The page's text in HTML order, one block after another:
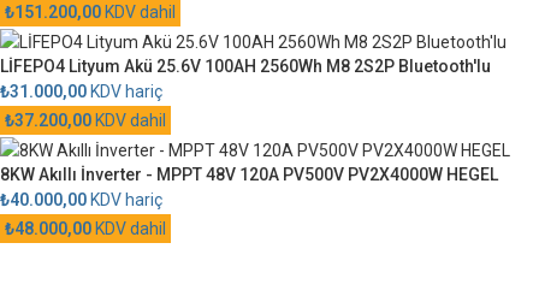
₺151.200,00KDV dahil
LİFEPO4 Lityum Akü 25.6V 100AH 2560Wh M8 2S2P Bluetooth'lu
₺31.000,00 KDV hariç
₺37.200,00 KDV dahil
8KW Akıllı İnverter - MPPT 48V 120A PV500V PV2X4000W HEGEL
₺40.000,00 KDV hariç
₺48.000,00 KDV dahil